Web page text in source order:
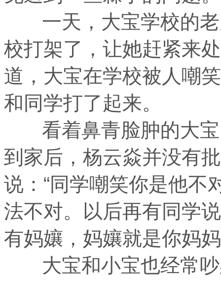
一天，大宝学校的老
校打架了，让她赶紧来
道，大宝在学校被人嘲
和同学打了起来。
看着鼻青脸肿的大宝
到家后，杨云焱并没有
说：“同学嘲笑你是他不
法不对。以后再有同学
有妈孃，妈孃就是你妈
大宝和小宝也经常吵